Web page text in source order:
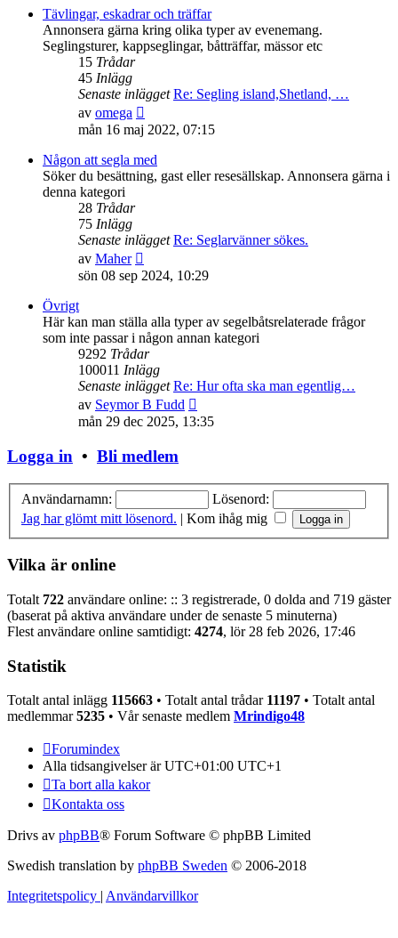
senaste
inlägget
Tävlingar, eskadrar och träffar
Annonsera gärna kring olika typer av evenemang.
Seglingsturer, kappseglingar, båtträffar, mässor etc
15 Trådar
45 Inlägg
Senaste inlägget Re: Segling island,Shetland, …
av omega
till
senaste
inlägget
mån 16 maj 2022, 07:15
Någon att segla med
Söker du besättning, gast eller resesällskap. Annonsera gärna i
denna kategori
28 Trådar
75 Inlägg
Senaste inlägget Re: Seglarvänner sökes.
av Maher
till
inlägget
sön 08 sep 2024, 10:29
Övrigt
Här kan man ställa alla typer av segelbåtsrelaterade frågor
som inte passar i någon annan kategori
9292 Trådar
100011 Inlägg
Senaste inlägget Re: Hur ofta ska man egentlig…
av Seymor B Fudd
till
mån 29 dec 2025, 13:35
Logga in • Bli medlem
Användarnamn:
Lösenord:
Jag har glömt mitt lösenord. | Kom ihåg mig
Vilka är online
Totalt 722 användare online: :: 3 registrerade, 0 dolda and 719 gäster
(baserat på aktiva användare under de senaste 5 minuterna)
Flest användare online samtidigt: 4274, lör 28 feb 2026, 17:46
Statistik
Totalt antal inlägg 115663 • Totalt antal trådar 11197 • Totalt antal
medlemmar5235 • Vår senaste medlem Mrindigo48
Forumindex
Alla tidsangivelser är UTC+01:00 UTC+1
Ta bort alla kakor
Kontakta oss
Drivs av phpBB® Forum Software © phpBB Limited
Swedish translation by phpBB Sweden © 2006-2018
Integritetspolicy | Användarvillkor